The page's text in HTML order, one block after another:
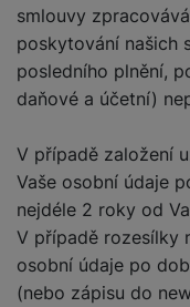
smlouvy
poskytování našich
posledního plnění,
daňové a účetní)
V případě založení
Vaše osobní údaje
nejdéle 2 roky od
V případě rozesílky
osobní údaje po
(nebo zápisu do